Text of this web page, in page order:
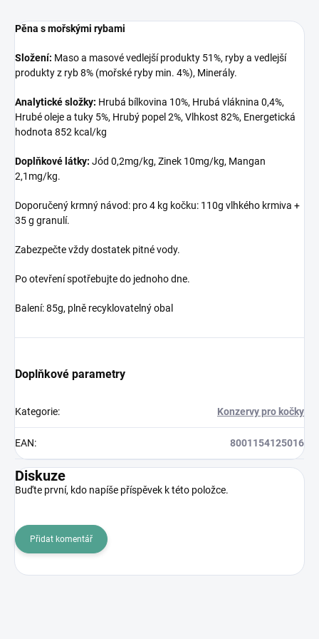
Pěna s mořskými rybami
Složení: Maso a masové vedlejší produkty 51%, ryby a vedlejší
produkty z ryb 8% (mořské ryby min. 4%), Minerály.
Analytické složky: Hrubá bílkovina 10%, Hrubá vláknina 0,4%,
Hrubé oleje a tuky 5%, Hrubý popel 2%, Vlhkost 82%, Energetická
hodnota 852 kcal/kg
Doplňkové látky: Jód 0,2mg/kg, Zinek 10mg/kg, Mangan
2,1mg/kg.
Doporučený krmný návod: pro 4 kg kočku: 110g vlhkého krmiva +
35 g granulí.
Zabezpečte vždy dostatek pitné vody.
Po otevření spotřebujte do jednoho dne.
Balení: 85g, plně recyklovatelný obal
Doplňkové parametry
Kategorie: Konzervy pro kočky
EAN: 8001154125016
Diskuze
Buďte první, kdo napíše příspěvek k této položce.
Přidat komentář